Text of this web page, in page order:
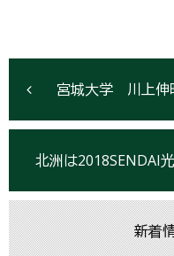
宮城大学 川上伸
新着